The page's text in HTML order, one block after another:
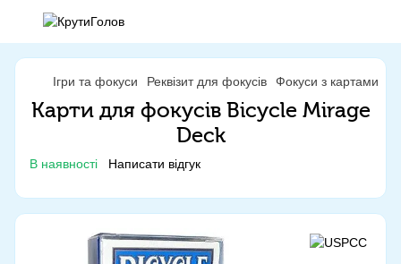
Ігри та фокуси Реквізит для фокусів Фокуси з картами
Карти для фокусів Bicycle Mirage
Deck
В наявності Написати відгук